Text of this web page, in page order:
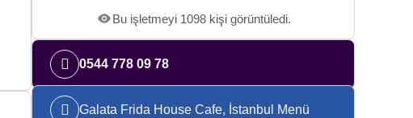
Bu işletmeyi 1098 kişi görüntüledi.
0544 778 09 78
Galata Frida House Cafe, İstanbul Menü